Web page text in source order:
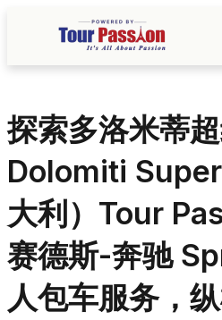
探索多洛米蒂
Dolomiti
大利）Tour
赛德斯-奔驰
人包车服务，